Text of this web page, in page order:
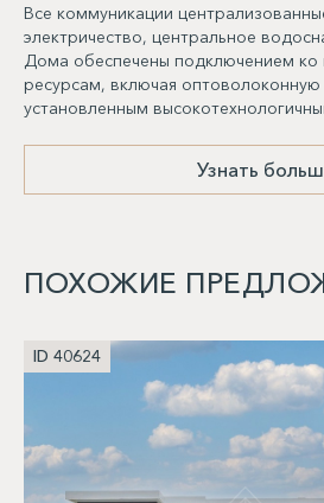
Все коммуникации
электричество, центральное
Дома обеспечены подключением ко
ресурсам, включая оптоволоконную
установленным
Узнать
ПОХОЖИЕ
ID 40624